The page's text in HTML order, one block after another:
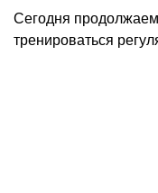
Сегодня
тренироваться